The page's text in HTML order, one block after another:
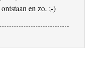
en zo. ;-)